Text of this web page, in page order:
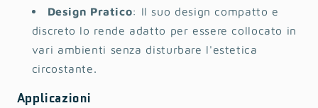
Design Pratico: Il suo design compatto e
discreto lo rende adatto per essere collocato in
vari ambienti senza disturbare l'estetica
circostante.
Applicazioni